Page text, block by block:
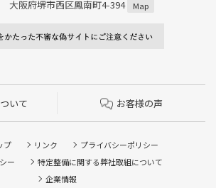
大阪府堺市西区鳳南町4-394
Map
いて お客様の声
プ リンク
プライバシーポリシー
ー
特定整備に関する弊社取組について
企業情報